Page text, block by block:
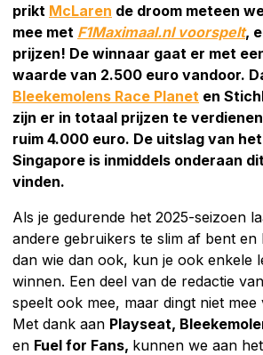
prikt McLaren de droom meteen
mee met F1Maximaal.nl voorspelt,
prijzen! De winnaar gaat er met
waarde van 2.500 euro vandoor.
Bleekemolens Race Planet en
zijn er in totaal prijzen te
ruim 4.000 euro. De uitslag van
Singapore is inmiddels onderaan
vinden.
Als je gedurende het 2025-seizoen
andere gebruikers te slim af bent
dan wie dan ook, kun je ook enkele
winnen. Een deel van de redactie van
speelt ook mee, maar dingt niet
Met dank aan Playseat,
en Fuel for Fans, kunnen we aan